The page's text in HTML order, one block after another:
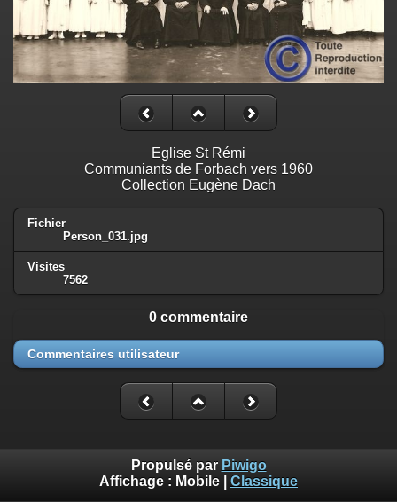
Eglise St Rémi
Communiants de Forbach vers 1960
Collection Eugène Dach
Fichier
Person_031.jpg
Visites
7562
0 commentaire
Commentaires utilisateur
Propulsé par Piwigo
Affichage : Mobile Classique